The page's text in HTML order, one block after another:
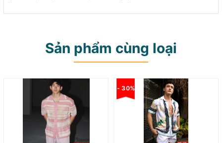
Sản phẩm cùng loại
- 30%